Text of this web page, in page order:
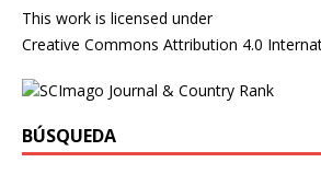
This work is licensed under
Creative Commons Attribution 4.0
BÚSQUEDA